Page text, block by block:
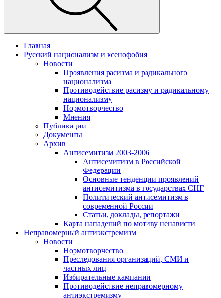
Главная
Русский национализм и ксенофобия
Новости
Проявления расизма и радикального
национализма
Противодействие расизму и радикальному
национализму
Нормотворчество
Мнения
Публикации
Документы
Архив
Антисемитизм 2003-2006
Антисемитизм в Российской
Федерации
Основные тенденции проявлений
антисемитизма в государствах СНГ
Политический антисемитизм в
современной России
Статьи, доклады, репортажи
Карта нападений по мотиву ненависти
Неправомерный антиэкстремизм
Новости
Нормотворчество
Преследования организаций, СМИ и
частных лиц
Избирательные кампании
Противодействие неправомерному
антиэкстремизму